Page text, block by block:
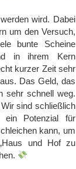
wird. Dabei
um den Versuch,
bunte Scheine
in ihrem Kern
kurzer Zeit sehr
Das Geld, das
sehr schnell weg.
sind schließlich
Potenzial für
kann, um
und Hof zu